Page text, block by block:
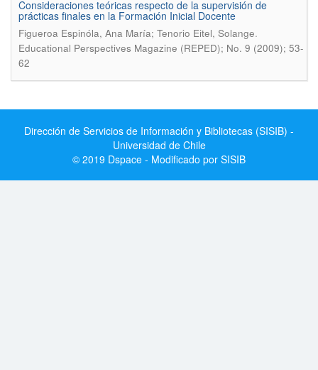
Consideraciones teóricas respecto de la supervisión de
prácticas finales en la Formación Inicial Docente
Figueroa Espinóla, Ana María; Tenorio Eitel, Solange.
Educational Perspectives Magazine (REPED); No. 9 (2009); 53-
62
Dirección de Servicios de Información y Bibliotecas (SISIB) -
Universidad de Chile
© 2019 Dspace - Modificado por SISIB